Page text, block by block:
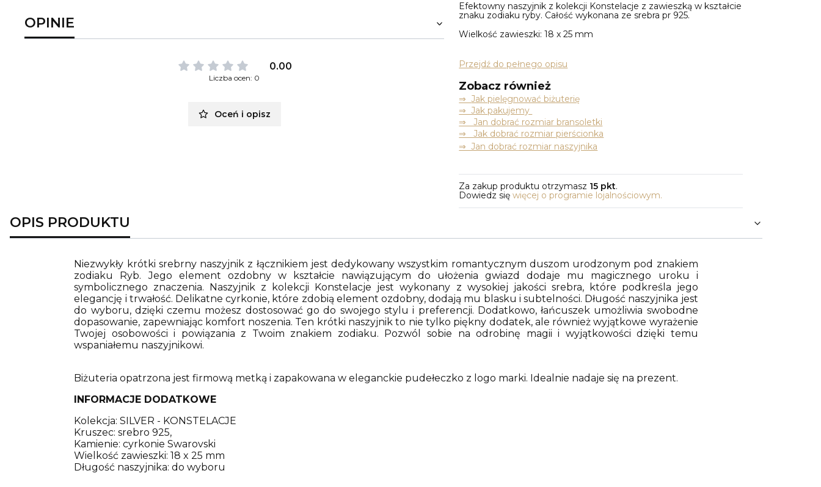
OPINIE
0.00
Liczba ocen: 0
Oceń i opisz
Efektowny naszyjnik z kolekcji Konstelacje z zawieszką w kształcie
znaku zodiaku ryby. Całość wykonana ze srebra pr 925.
Wielkość zawieszki: 18 x 25 mm
Przejdź do pełnego opisu
Zobacz również
⇒Jak pielęgnować biżuterię
⇒ Jak pakujemy
⇒ Jan dobrać rozmiar bransoletki
⇒ Jak dobrać rozmiar pierścionka
⇒ Jan dobrać rozmiar naszyjnika
Za zakup produktu otrzymasz 15 pkt.
Dowiedz sięwięcej o programie lojalnościowym.
OPIS PRODUKTU
Niezwykły krótki srebrny naszyjnik z łącznikiem jest dedykowany wszystkim romantycznym duszom urodzonym pod znakiem
zodiaku Ryb. Jego element ozdobny w kształcie nawiązującym do ułożenia gwiazd dodaje mu magicznego uroku i
symbolicznego znaczenia. Naszyjnik z kolekcji Konstelacje jest wykonany z wysokiej jakości srebra, które podkreśla jego
elegancję i trwałość. Delikatne cyrkonie, które zdobią element ozdobny, dodają mu blasku i subtelności. Długość naszyjnika jest
do wyboru, dzięki czemu możesz dostosować go do swojego stylu i preferencji. Dodatkowo, łańcuszek umożliwia swobodne
dopasowanie, zapewniając komfort noszenia. Ten krótki naszyjnik to nie tylko piękny dodatek, ale również wyjątkowe wyrażenie
Twojej osobowości i powiązania z Twoim znakiem zodiaku. Pozwól sobie na odrobinę magii i wyjątkowości dzięki temu
wspaniałemu naszyjnikowi.
Biżuteria opatrzona jest firmową metką i zapakowana w eleganckie pudełeczko z logo marki. Idealnie nadaje się na prezent.
INFORMACJE DODATKOWE
Kolekcja: SILVER - KONSTELACJE
Kruszec: srebro 925,
Kamienie: cyrkonie Swarovski
Wielkość zawieszki: 18 x 25 mm
Długość naszyjnika: do wyboru